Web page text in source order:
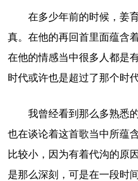
在多少年前的时候，姜
真。在他的再回首里面蕴含
在他的情感当中很多人都是
时代或许也是超过了那个时代
我曾经看到那么多熟悉
也在谈论着这首歌当中所蕴
比较小，因为有着代沟的原
是那么深刻，可是在一段时